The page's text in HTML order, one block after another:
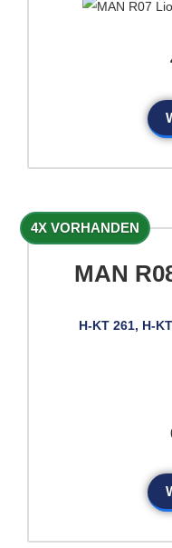
4X VORHANDEN
MAN
H-KT 261, H-